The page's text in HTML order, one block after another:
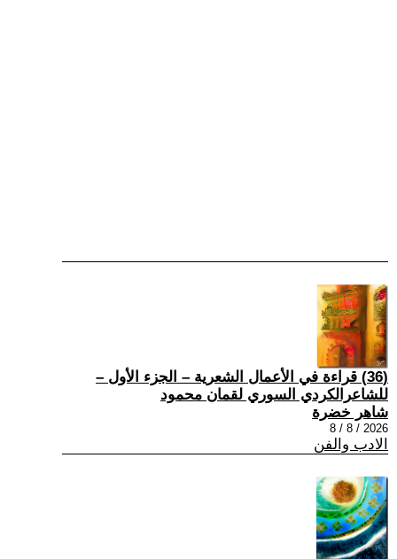
(36) قراءة في الأعمال الشعرية – الجزء الأول –
للشاعرالكردي السوري لقمان محمود
شاهر خضرة
2026 / 8 / 8
الادب والفن